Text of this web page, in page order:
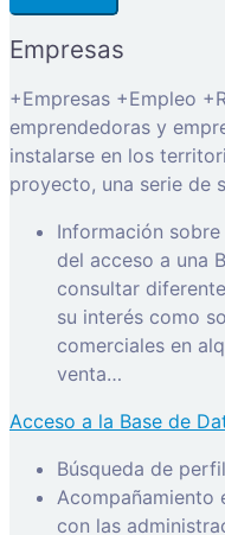
Empresas
+Empresas +Empleo
emprendedoras y
instalarse en los
proyecto, una serie de
Información
del acceso a una
consultar
su interés como
comerciales en
venta…
Acceso a la Base de
Búsqueda de
Acompañamiento
con las